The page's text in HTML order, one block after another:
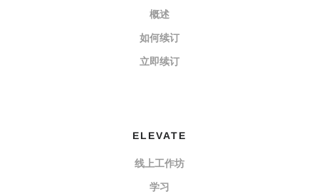
概述
如何续订
立即续订
ELEVATE
线上工作坊
学习